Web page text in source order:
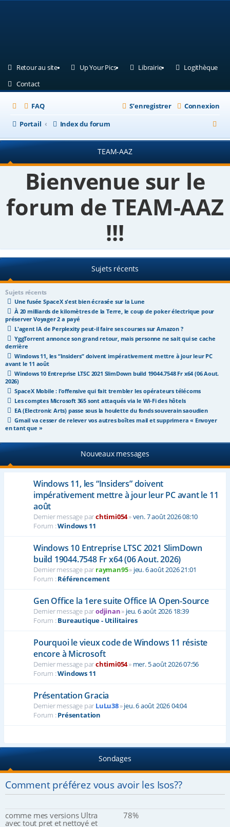
Retour au site(Ouvre un nouvel onglet)
Up Your Pics(Ouvre un nouvel onglet)
Librairie(Ouvre un nouvel
Logithèque
Contact(Ouvre un nouvel onglet)
FAQ Connexion
S’enregistrer
Portail
Index du forum
e
h
r
c
r
TEAM-AAZ
Bienvenue sur le
forum de TEAM-AAZ
!!!
Sujets récents
Sujets récents
Une fusée SpaceX s'est bien écrasée sur la Lune
À 20 milliards de kilomètres de la Terre, le coup de poker électrique pour
préserver Voyager 2 a payé
L'agent IA de Perplexity peut-il faire ses courses sur Amazon ?
YggTorrent annonce son grand retour, mais personne ne sait qui se cache
derrière
Windows 11, les “Insiders” doivent impérativement mettre à jour leur PC
avant le 11 août
Windows 10 Entreprise LTSC 2021 SlimDown build 19044.7548 Fr x64 (06 Aout.
2026)
SpaceX Mobile : l'offensive qui fait trembler les opérateurs télécoms
Les comptes Microsoft 365 sont attaqués via le Wi-Fi des hôtels
EA (Electronic Arts) passe sous la houlette du fonds souverain saoudien
Gmail va cesser de relever vos autres boîtes mail et supprimera « Envoyer
en tant que »
Nouveaux messages
Windows 11, les “Insiders” doivent
impérativement mettre à jour leur PC avant le 11
août
Dernier message parchtimi054»ven. 7 août 2026 08:10
Forum :Windows 11
Windows 10 Entreprise LTSC 2021 SlimDown
build 19044.7548 Fr x64 (06 Aout. 2026)
Dernier message par rayman95» jeu. 6 août 2026 21:01
Forum :Référencement
Gen Office la 1ere suite Office IA Open-Source
Dernier message parodjinan» jeu. 6 août 2026 18:39
Forum :Bureautique - Utilitaires
Pourquoi le vieux code de Windows 11 résiste
encore à Microsoft
Dernier message parchtimi054» mer. 5 août 2026 07:56
Forum :Windows 11
Présentation Gracia
Dernier message par LuLu38»jeu. 6 août 2026 04:04
Forum :Présentation
Sondages
Comment préférez vous avoir les Isos??
comme mes versions Ultra
avec tout pret et nettoyé et
78%